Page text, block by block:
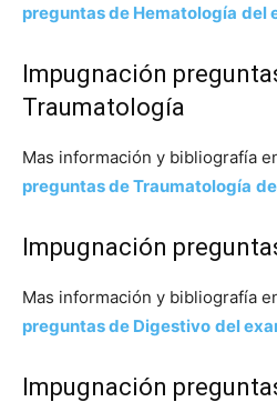
preguntas de Hematología del
Impugnación
Traumatología
Mas información y bibliografía
preguntas de Traumatología
Impugnación
Mas información y bibliografía
preguntas de Digestivo del
Impugnación